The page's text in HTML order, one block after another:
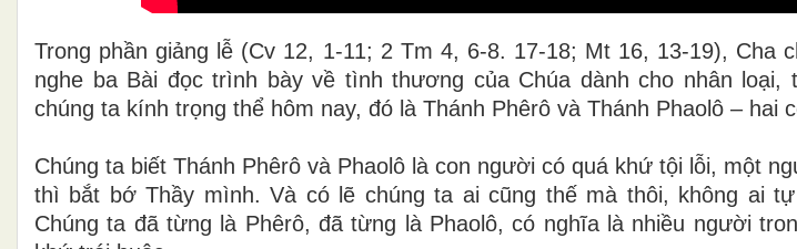
Trong phần giảng lễ (Cv 12, 1-11; 2 Tm 4, 6-8. 17-18; Mt 16, 13-19), Cha
nghe ba Bài đọc trình bày về tình thương của Chúa dành cho nhân loại,
chúng ta kính trọng thể hôm nay, đó là Thánh Phêrô và Thánh Phaolô – hai
Chúng ta biết Thánh Phêrô và Phaolô là con người có quá khứ tội lỗi, một
thì bắt bớ Thầy mình. Và có lẽ chúng ta ai cũng thế mà thôi, không ai
Chúng ta đã từng là Phêrô, đã từng là Phaolô, có nghĩa là nhiều người